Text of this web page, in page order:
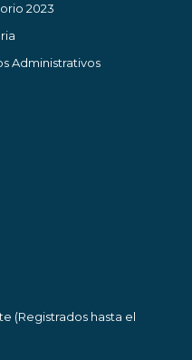
2023
Administrativos
(Registrados hasta el